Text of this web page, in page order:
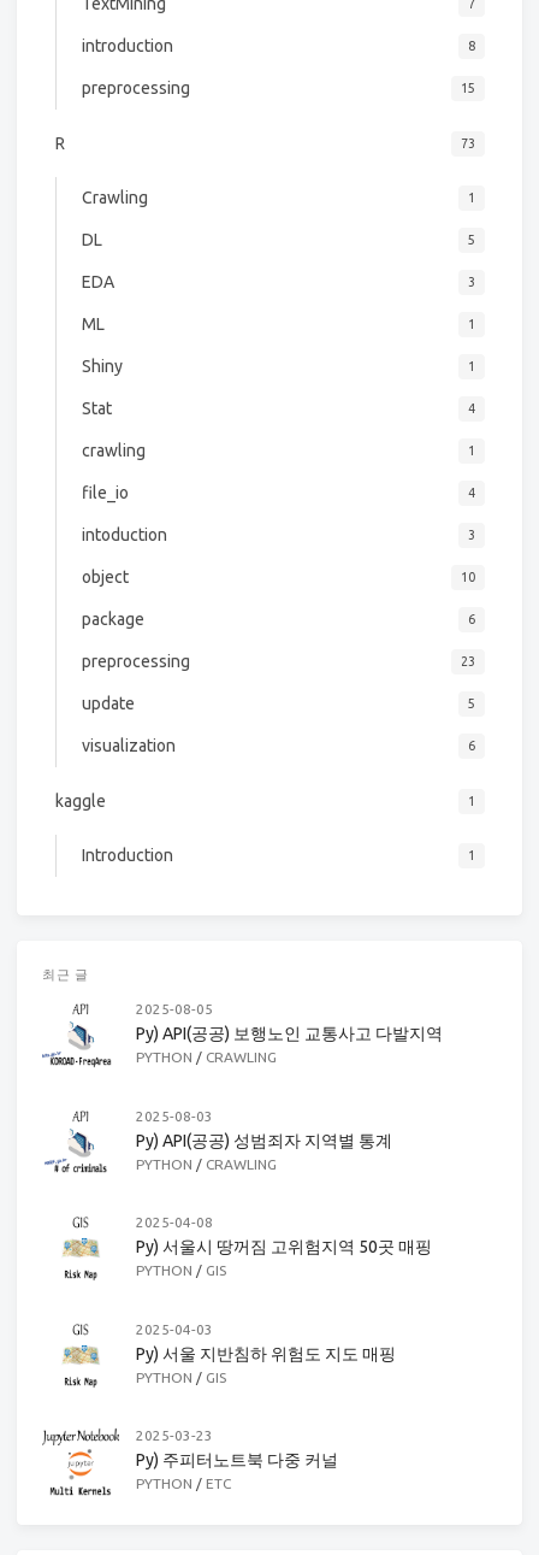
7
introduction 8
preprocessing 15
R 73
Crawling 1
DL 5
EDA 3
ML 1
Shiny 1
Stat 4
crawling 1
file_io 4
intoduction 3
object 10
package 6
preprocessing 23
update 5
visualization 6
kaggle 1
Introduction 1
최근 글
2025-08-05
Py) API(공공) 보행노인 교통사고 다발지역
PYTHON / CRAWLING
2025-08-03
Py) API(공공) 성범죄자 지역별 통계
PYTHON / CRAWLING
2025-04-08
Py) 서울시 땅꺼짐 고위험지역 50곳 매핑
PYTHON / GIS
2025-04-03
Py) 서울 지반침하 위험도 지도 매핑
PYTHON / GIS
2025-03-23
Py) 주피터노트북 다중 커널
PYTHON / ETC